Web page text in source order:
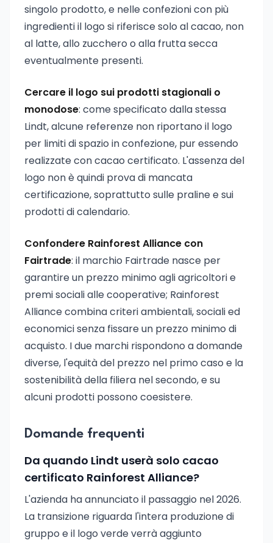
singolo prodotto, e nelle confezioni con più
ingredienti il logo si riferisce solo al cacao, non
al latte, allo zucchero o alla frutta secca
eventualmente presenti.
Cercare il logo sui prodotti stagionali o
monodose: come specificato dalla stessa
Lindt, alcune referenze non riportano il logo
per limiti di spazio in confezione, pur essendo
realizzate con cacao certificato. L'assenza del
logo non è quindi prova di mancata
certificazione, soprattutto sulle praline e sui
prodotti di calendario.
Confondere Rainforest Alliance con
Fairtrade: il marchio Fairtrade nasce per
garantire un prezzo minimo agli agricoltori e
premi sociali alle cooperative; Rainforest
Alliance combina criteri ambientali, sociali ed
economici senza fissare un prezzo minimo di
acquisto. I due marchi rispondono a domande
diverse, l'equità del prezzo nel primo caso e la
sostenibilità della filiera nel secondo, e su
alcuni prodotti possono coesistere.
Domande frequenti
Da quando Lindt userà solo cacao
certificato Rainforest Alliance?
L'azienda ha annunciato il passaggio nel 2026.
La transizione riguarda l'intera produzione di
gruppo e il logo verde verrà aggiunto